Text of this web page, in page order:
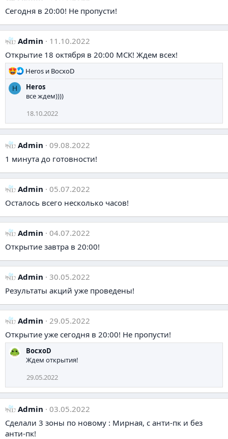
Сегодня в 20:00! Не пропусти!
Admin
11.10.2022
Открытие 18 октября в 20:00 МСК! Ждем всех!
Р
е
а
к
и
и
:
Heros и BocxoD
H
Heros
все ждем))))
18.10.2022
Admin
09.08.2022
1 минута до готовности!
Admin
05.07.2022
Осталось всего несколько часов!
Admin
04.07.2022
Открытие завтра в 20:00!
Admin
30.05.2022
Результаты акций уже проведены!
Admin
29.05.2022
Открытие уже сегодня в 20:00! Не пропусти!
BocxoD
Ждем открытия!
29.05.2022
Admin
03.05.2022
Сделали 3 зоны по новому : Мирная, с анти-пк и без
анти-пк!